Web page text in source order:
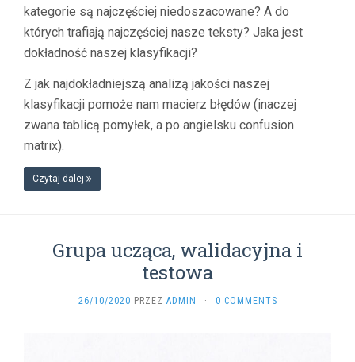
kategorie są najczęściej niedoszacowane? A do
których trafiają najczęściej nasze teksty? Jaka jest
dokładność naszej klasyfikacji?
Z jak najdokładniejszą analizą jakości naszej
klasyfikacji pomoże nam macierz błędów (inaczej
zwana tablicą pomyłek, a po angielsku confusion
matrix).
Czytaj dalej
Grupa ucząca, walidacyjna i
testowa
26/10/2020 PRZEZ ADMIN · 0 COMMENTS